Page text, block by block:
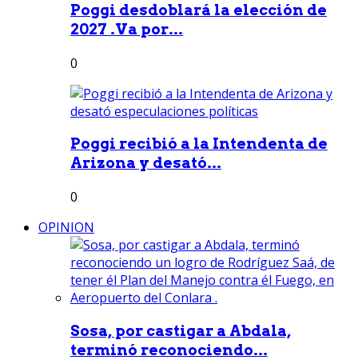
Poggi desdoblará la elección de
2027 .Va por...
0
Poggi recibió a la Intendenta de
Arizona y desató...
0
OPINION
Sosa, por castigar a Abdala,
terminó reconociendo...